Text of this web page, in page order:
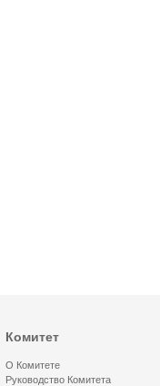
Комитет
О Комитете
Руководство Комитета